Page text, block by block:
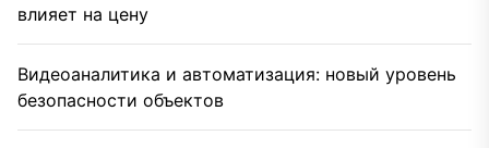
влияет на цену
Видеоаналитика и автоматизация: новый уровень
безопасности объектов